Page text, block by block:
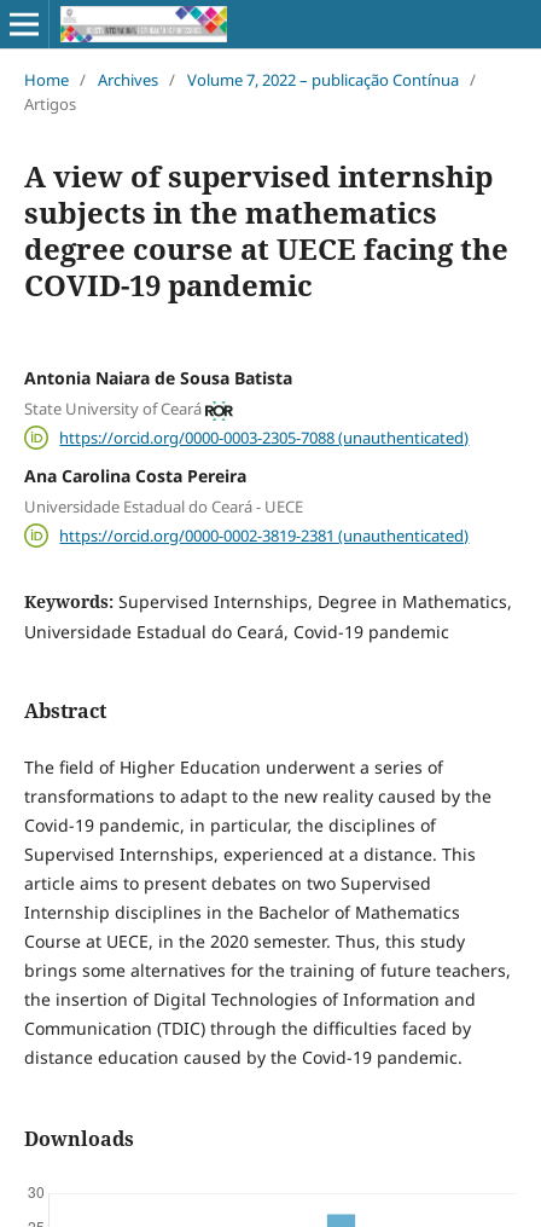
Home / Archives / Volume 7, 2022 – publicação Contínua /
Artigos
A view of supervised internship
subjects in the mathematics
degree course at UECE facing the
COVID-19 pandemic
Antonia Naiara de Sousa Batista
State University of Ceará
https://orcid.org/0000-0003-2305-7088 (unauthenticated)
Ana Carolina Costa Pereira
Universidade Estadual do Ceará - UECE
https://orcid.org/0000-0002-3819-2381 (unauthenticated)
Keywords: Supervised Internships, Degree in Mathematics,
Universidade Estadual do Ceará, Covid-19 pandemic
Abstract
The field of Higher Education underwent a series of
transformations to adapt to the new reality caused by the
Covid-19 pandemic, in particular, the disciplines of
Supervised Internships, experienced at a distance. This
article aims to present debates on two Supervised
Internship disciplines in the Bachelor of Mathematics
Course at UECE, in the 2020 semester. Thus, this study
brings some alternatives for the training of future teachers,
the insertion of Digital Technologies of Information and
Communication (TDIC) through the difficulties faced by
distance education caused by the Covid-19 pandemic.
Downloads